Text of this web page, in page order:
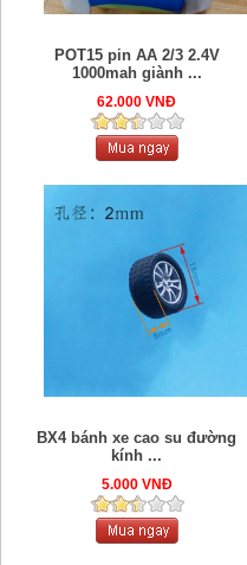
POT15 pin AA 2/3 2.4V
1000mah giành ...
62.000 VNĐ
BX4 bánh xe cao su đường
kính ...
5.000 VNĐ